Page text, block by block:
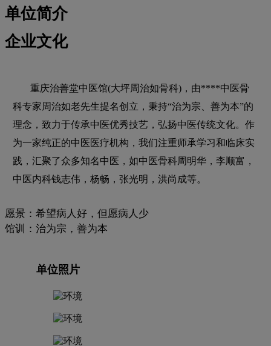
单位简介
企业文化
重庆治善堂中医馆(大坪周治如骨科)，由****中医骨
科专家周治如老先生提名创立，秉持“治为宗、善为本”的
理念，致力于传承中医优秀技艺，弘扬中医传统文化。作
为一家纯正的中医医疗机构，我们注重师承学习和临床实
践，汇聚了众多知名中医，如中医骨科周明华，李顺富，
中医内科钱志伟，杨畅，张光明，洪尚成等。
愿景：希望病人好，但愿病人少
馆训：治为宗，善为本
单位照片